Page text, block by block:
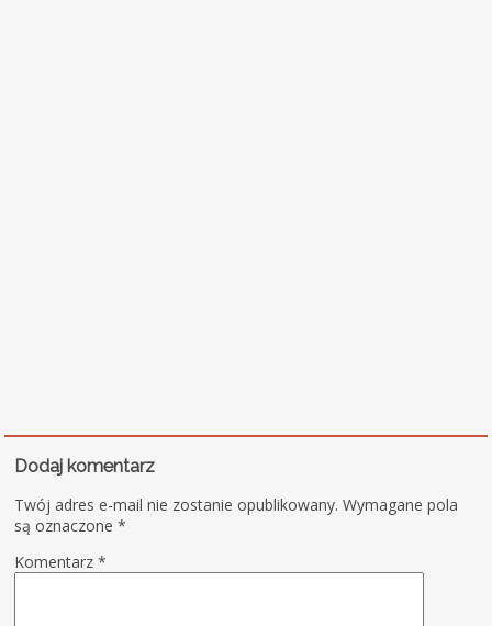
Dodaj komentarz
Twój adres e-mail nie zostanie opublikowany. Wymagane pola
są oznaczone*
Komentarz*